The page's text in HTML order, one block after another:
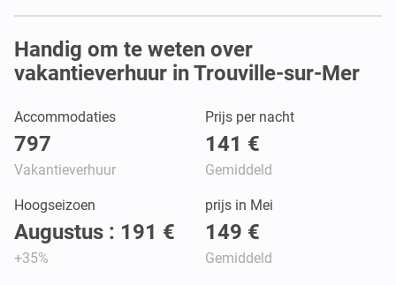
Handig om te weten over
vakantieverhuur in Trouville-sur-Mer
Accommodaties
797
Vakantieverhuur
Prijs per nacht
141 €
Gemiddeld
Hoogseizoen
Augustus : 191 €
+35%
prijs in Mei
149 €
Gemiddeld